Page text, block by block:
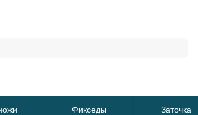
Фикседы Заточка